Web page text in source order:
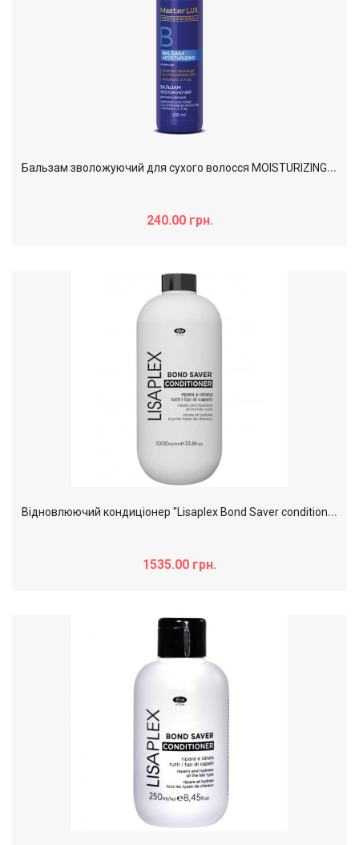
Б
альзам зволожуючий для сухого волосся MOISTURIZING Master LUX professional, 250 мл
240.00 грн.
В
ідновлюючий кондиціонер "Lisaplex Bond Saver conditioner", 1000 мл
1535.00 грн.